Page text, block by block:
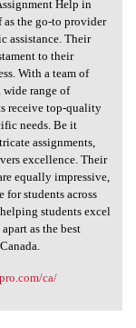
that
Help in
as the go-to provider
assistance. Their
to their
With a team of
range of
receive top-quality
needs. Be it
assignments,
excellence. Their
equally impressive,
for students across
students excel
as the best
ca/